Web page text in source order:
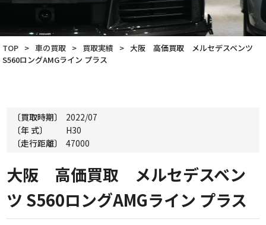
TOP > 車の買取 > 買取実績 > 大阪 高価買取 メルセデスベンツ
S560ロングAMGライン プラス
〔買取時期〕
2022/07
〔年 式〕
H30
〔走行距離〕
47000
大阪 高価買取 メルセデスベン
ツ S560ロングAMGライン プラス